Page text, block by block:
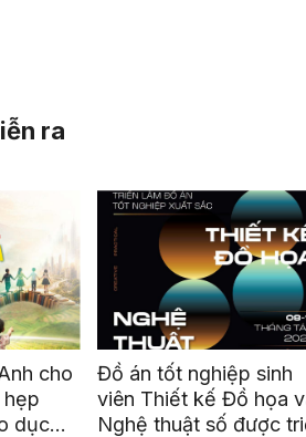
ra
và
triển
HSU ký kết hợp tác
Hiệp hội Marketing
Nam, mở rộng cơ hội